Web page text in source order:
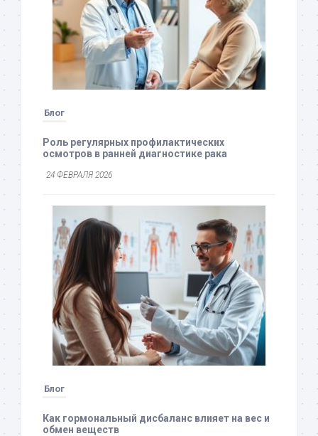
Блог
Роль регулярных профилактических
осмотров в ранней диагностике рака
24 ФЕВРАЛЯ 2026
Блог
Как гормональный дисбаланс влияет на вес и
обмен веществ